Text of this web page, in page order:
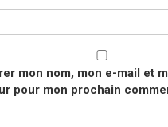
mon nom, mon e-mail et
pour mon prochain